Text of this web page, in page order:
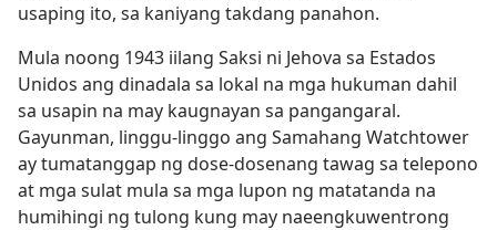
usaping ito, sa kaniyang takdang panahon.
Mula noong 1943 iilang Saksi ni Jehova sa Estados
Unidos ang dinadala sa lokal na mga hukuman dahil
sa usapin na may kaugnayan sa pangangaral.
Gayunman, linggu-linggo ang Samahang Watchtower
ay tumatanggap ng dose-dosenang tawag sa telepono
at mga sulat mula sa mga lupon ng matatanda na
humihingi ng tulong kung may naeengkuwentrong